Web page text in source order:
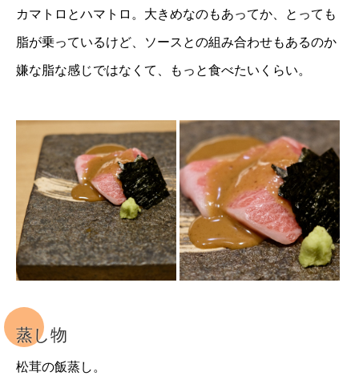
カマトロとハマトロ。大きめなのもあってか、とっても
脂が乗っているけど、ソースとの組み合わせもあるのか
嫌な脂な感じではなくて、もっと食べたいくらい。
蒸し物
松茸の飯蒸し。